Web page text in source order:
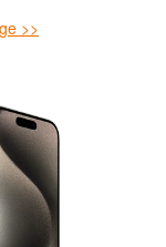
>>